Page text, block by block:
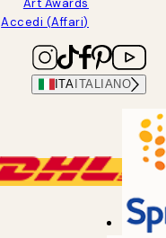
Accedi (Affari)
ITA ITALIANO